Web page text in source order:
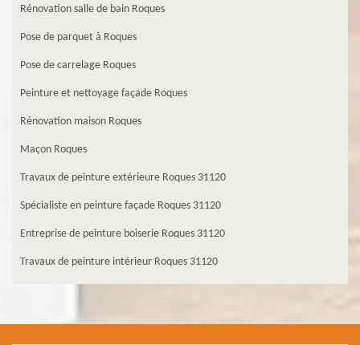
Rénovation salle de bain Roques
Pose de parquet à Roques
Pose de carrelage Roques
Peinture et nettoyage façade Roques
Rénovation maison Roques
Maçon Roques
Travaux de peinture extérieure Roques 31120
Spécialiste en peinture façade Roques 31120
Entreprise de peinture boiserie Roques 31120
Travaux de peinture intérieur Roques 31120